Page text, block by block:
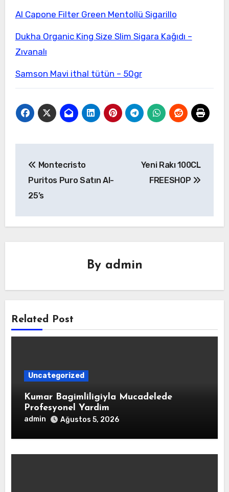
Al Capone Filter Green Mentollü Sigarillo
Dukha Organic King Size Slim Sigara Kağıdı –
Zıvanalı
Samson Mavi ithal tütün – 50gr
gezinmesi
Montecristo
Puritos Puro Satın Al-
25’s
Yeni Rakı 100CL
FREESHOP
By admin
Related Post
Uncategorized
Kumar Bagimliligiyla Mucadelede
Profesyonel Yardim
admin Ağustos 5, 2026